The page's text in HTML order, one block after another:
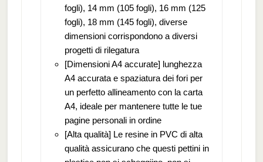
fogli), 14 mm (105 fogli), 16 mm (125
fogli), 18 mm (145 fogli), diverse
dimensioni corrispondono a diversi
progetti di rilegatura
[Dimensioni A4 accurate] lunghezza
A4 accurata e spaziatura dei fori per
un perfetto allineamento con la carta
A4, ideale per mantenere tutte le tue
pagine personali in ordine
[Alta qualità] Le resine in PVC di alta
qualità assicurano che questi pettini in